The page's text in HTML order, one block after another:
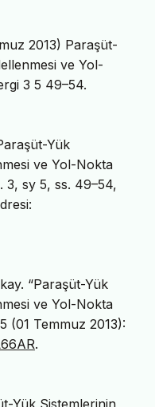
2013) Paraşüt-
ve Yol-
3 5 49–54.
Yük
ve Yol-Nokta
3, sy 5, ss. 49–54,
“Paraşüt-Yük
ve Yol-Nokta
(01 Temmuz 2013):
.